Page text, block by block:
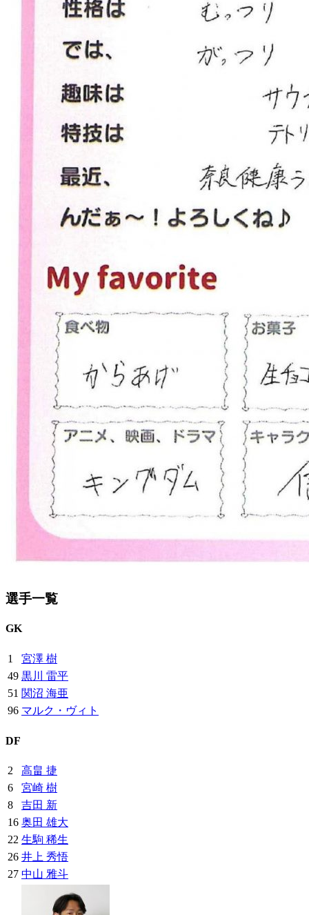
選手一覧
GK
1
宮澤 樹
49 黒川 雷平
51 関沼 海亜
96 マルク・ヴィト
DF
2
高畠 捷
6
宮崎 樹
8
吉田 新
16 奥田 雄大
22 生駒 稀生
26 井上 秀悟
27 中山 雅斗